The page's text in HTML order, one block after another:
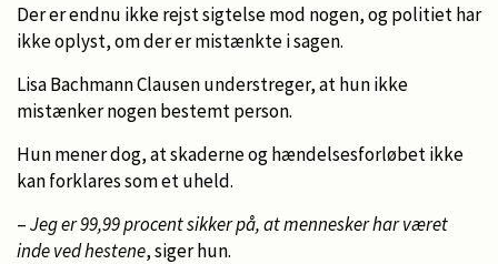
Der er endnu ikke rejst sigtelse mod nogen, og politiet har
ikke oplyst, om der er mistænkte i sagen.
Lisa Bachmann Clausen understreger, at hun ikke
mistænker nogen bestemt person.
Hun mener dog, at skaderne og hændelsesforløbet ikke
kan forklares som et uheld.
–Jeg er 99,99 procent sikker på, at mennesker har været
inde ved hestene, siger hun.